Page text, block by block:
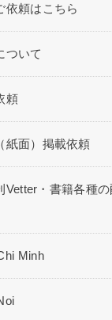
依頼はこちら
ついて
頼
紙面）掲載依頼
Vetter・書籍各種
Minh